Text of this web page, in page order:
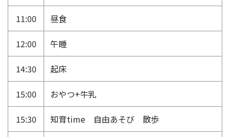
11:00 昼食
12:00 午睡
14:30 起床
15:00 おやつ+牛乳
15:30 知育time 自由あそび 散歩